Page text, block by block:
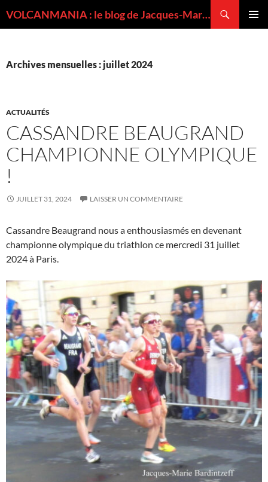
VOLCANMANIA : le blog de Jacques-Marie BARDINTZEFF, volcanologue
Archives mensuelles : juillet 2024
ACTUALITÉS
CASSANDRE BEAUGRAND
CHAMPIONNE OLYMPIQUE
!
JUILLET 31, 2024 LAISSER UN COMMENTAIRE
Cassandre Beaugrand nous a enthousiasmés en devenant
championne olympique du triathlon ce mercredi 31 juillet
2024 à Paris.